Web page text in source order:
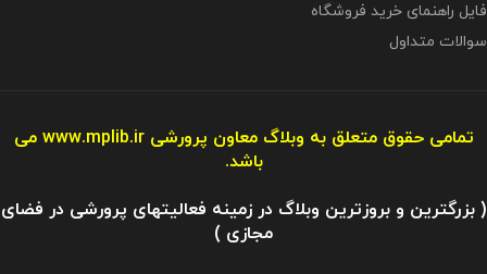
فایل راهنمای خرید فروشگاه
سوالات متداول
تمامی حقوق متعلق به وبلاگ معاون پرورشیwww.mplib.ir می
باشد.
( بزرگترین و بروزترین وبلاگ در زمینه فعالیتهای پرورشی در فضای
مجازی )